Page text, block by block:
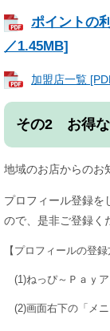
ポイントの
／1.45MB]
加盟店一覧
その2 お得な
地域のお店からのお
プロフィール登録を
ので、是非ご登録く
【プロフィールの登録
(1)ねっぴ～Ｐａｙア
(2)画面右下の「メ